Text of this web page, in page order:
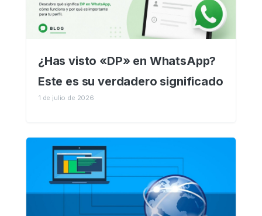
¿Has visto «DP» en WhatsApp?
Este es su verdadero significado
1 de julio de 2026